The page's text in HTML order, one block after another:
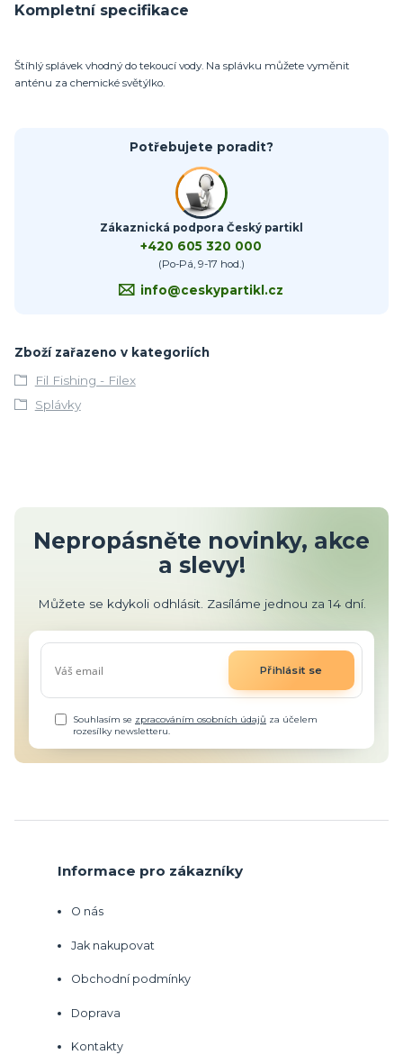
Kompletní specifikace
Štíhlý splávek vhodný do tekoucí vody. Na splávku můžete vyměnit
anténu za chemické světýlko.
Potřebujete poradit?
Zákaznická podpora Český partikl
+420 605 320 000
(Po-Pá, 9-17 hod.)
info@ceskypartikl.cz
Zboží zařazeno v kategoriích
Fil Fishing - Filex
Splávky
Nepropásněte novinky, akce
a slevy!
Můžete se kdykoli odhlásit. Zasíláme jednou za 14 dní.
Přihlásit se
Souhlasím se zpracováním osobních údajů za účelem
rozesílky newsletteru.
Informace pro zákazníky
O nás
Jak nakupovat
Obchodní podmínky
Doprava
Kontakty